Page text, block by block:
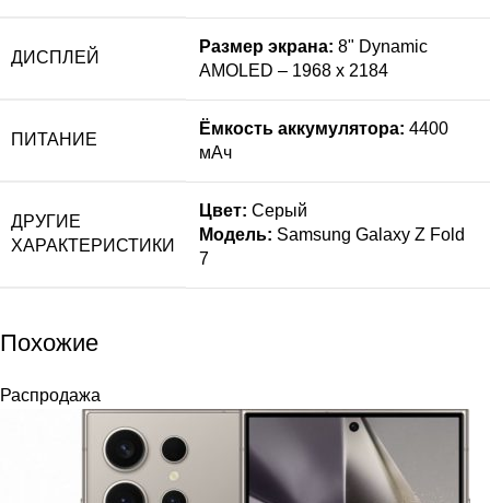
ДИСПЛЕЙ
Размер экрана: 8" Dynamic
AMOLED – 1968 x 2184
ПИТАНИЕ
Ёмкость аккумулятора: 4400
мАч
ДРУГИЕ
ХАРАКТЕРИСТИКИ
Цвет: Серый
Модель: Samsung Galaxy Z Fold
7
Похожие
Распродажа